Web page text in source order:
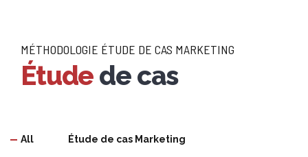
MÉTHODOLOGIE ÉTUDE DE CAS MARKETING
Étude de cas
All Étude de cas Marketing